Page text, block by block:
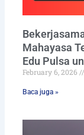
Mahayasa
Edu Pulsa
February 6, 2026
Baca juga »